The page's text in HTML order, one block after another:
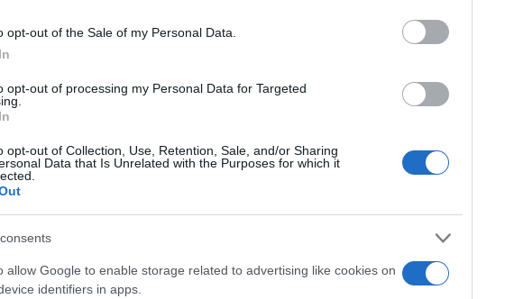
opt-out of the Sale of my Personal Data.
opt-out of processing my Personal Data for Targeted
opt-out of Collection, Use, Retention, Sale, and/or Sharing
Data that Is Unrelated with the Purposes for which it
allow Google to enable storage related to advertising like cookies on
identifiers in apps.
de março, com registros de diligências em
operações, realizada por um oficial de justiça, o
mais no endereço indicado pela Câmara dos
anteriores incluem chamadas e visitas cujos
do processo.
para que o parlamentar prestasse
4
Vivo
5
Torneio